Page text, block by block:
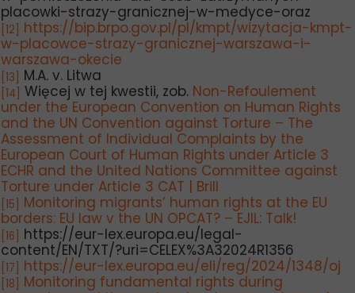
placowki-strazy-granicznej-w-medyce-oraz
[12]
https://bip.brpo.gov.pl/pl/kmpt/wizytacja-kmpt-
w-placowce-strazy-granicznej-warszawa-i-
warszawa-okecie
[13] M.A. v. Litwa
[14] Więcej w tej kwestii, zob. Non-Refoulement
under the European Convention on Human Rights
and the UN Convention against Torture – The
Assessment of Individual Complaints by the
European Court of Human Rights under Article 3
ECHR and the United Nations Committee against
Torture under Article 3 CAT | Brill
[15]
Monitoring migrants’ human rights at the EU
borders: EU law v the UN OPCAT? – EJIL: Talk!
[16]
https://eur-lex.europa.eu/legal-
content/EN/TXT/?uri=CELEX%3A32024R1356
[17] https://eur-lex.europa.eu/eli/reg/2024/1348/oj
[18]
Monitoring fundamental rights during